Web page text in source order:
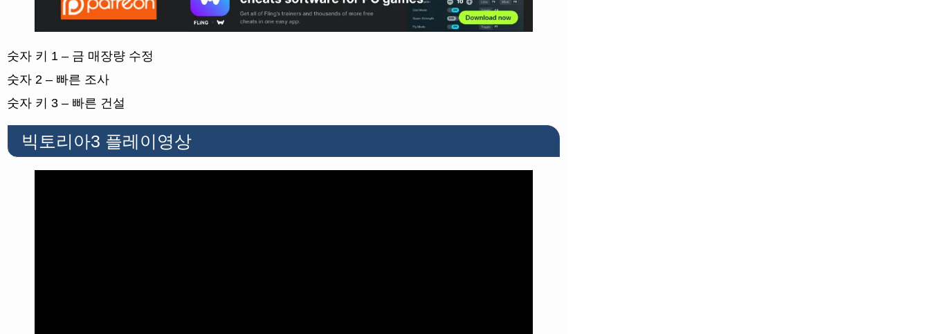
숫자 키 1 – 금 매장량 수정
숫자 2 – 빠른 조사
숫자 키 3 – 빠른 건설
빅토리아3 플레이영상